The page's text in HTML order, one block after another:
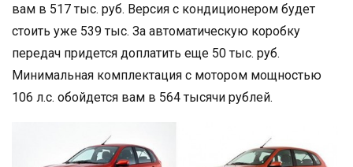
вам в 517 тыс. руб. Версия с кондиционером будет
стоить уже 539 тыс. За автоматическую коробку
передач придется доплатить еще 50 тыс. руб.
Минимальная комплектация с мотором мощностью
106 л.с. обойдется вам в 564 тысячи рублей.